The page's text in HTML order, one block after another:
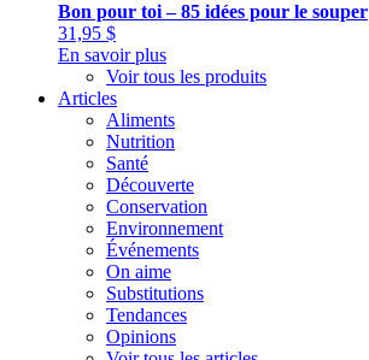
Bon pour toi – 85 idées pour le souper
31,95 $
En savoir plus
Voir tous les produits
Articles
Aliments
Nutrition
Santé
Découverte
Conservation
Environnement
Événements
On aime
Substitutions
Tendances
Opinions